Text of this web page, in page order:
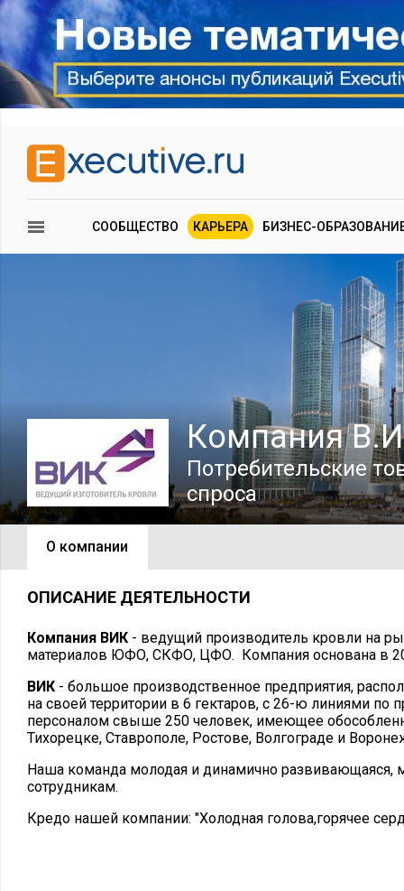
СООБЩЕСТВО КАРЬЕРА БИЗНЕС-
Компания
Потребительские
спроса
О компании
ОПИСАНИЕ ДЕЯТЕЛЬНОСТИ
Компания ВИК - ведущий производитель кровли на
материалов ЮФО, СКФО, ЦФО. Компания основана в
ВИК - большое производственное предприятия,
на своей территории в 6 гектаров, с 26-ю линиями по
персоналом свыше 250 человек, имеющее
Тихорецке, Ставрополе, Ростове, Волгограде и
Наша команда молодая и динамично
сотрудникам.
Кредо нашей компании: "Холодная голова,горячее